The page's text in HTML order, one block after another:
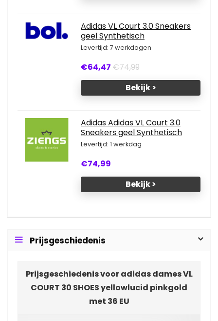
Adidas VL Court 3.0 Sneakers
geel Synthetisch
Levertijd: 7 werkdagen
€64,47€74,99
Bekijk >
Adidas Adidas VL Court 3.0
Sneakers geel Synthetisch
Levertijd: 1 werkdag
€74,99
Bekijk >
Prijsgeschiedenis
Prijsgeschiedenis voor adidas dames VL
COURT 30 SHOES yellowlucid pinkgold
met 36 EU